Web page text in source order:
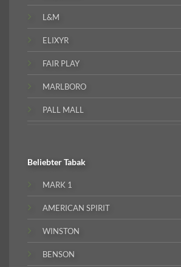
L&M
ELIXYR
FAIR PLAY
MARLBORO
PALL MALL
BeliebterTabak
MARK 1
AMERICAN SPIRIT
WINSTON
BENSON